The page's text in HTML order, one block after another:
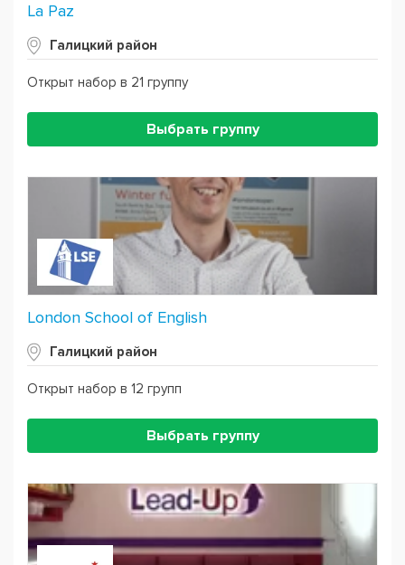
La Paz
Галицкий район
Открыт набор в 21 группу
Выбрать группу
London School of English
Галицкий район
Открыт набор в 12 групп
Выбрать группу